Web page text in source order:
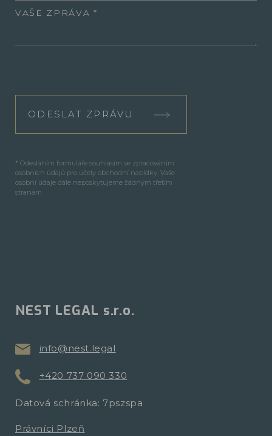
VAŠE ZPRÁVA
ODESLAT ZPRÁVU
* Odesláním formuláře souhlasím se zpracováním
osobních údajů pro účely obchodní nabídky. Vaše
osobní údaje dále neposkytujeme žádným třetím
stranám.
NEST LEGAL s.r.o.
info@nest.legal
+420 737 090 330
Datová schránka: 7pszspa
Právníci Plzeň